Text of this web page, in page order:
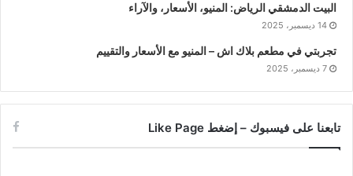
البيت الدمشقي الرياض: المنيو، الأسعار، والآراء
14 ديسمبر، 2025
تجربتي في مطعم بلاك اش – المنيو مع الأسعار والتقييم
7 ديسمبر، 2025
تابعنا على فيسبوك – إضغط Like Page